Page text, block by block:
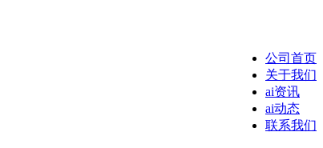
公司首页
关于我们
ai资讯
ai动态
联系我们